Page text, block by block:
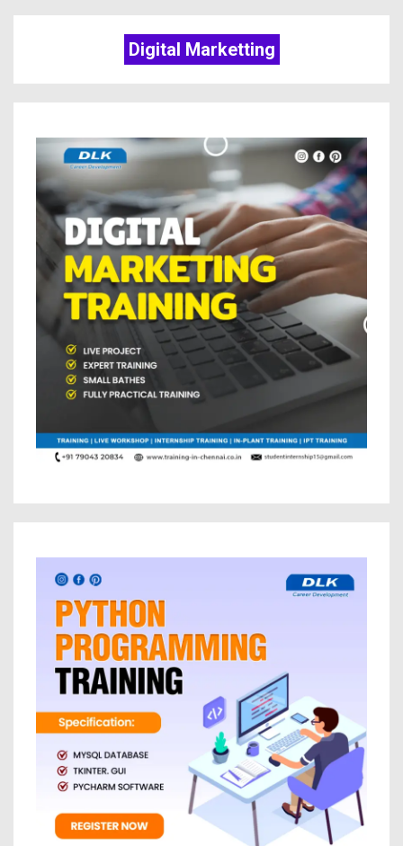
Digital Marketting